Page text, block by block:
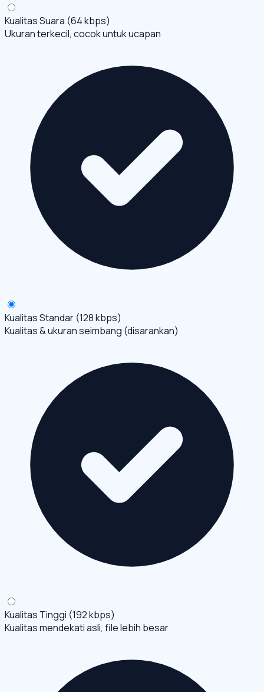
Kualitas Suara (64 kbps)
Ukuran terkecil, cocok untuk ucapan
Kualitas Standar (128 kbps)
Kualitas & ukuran seimbang (disarankan)
Kualitas Tinggi (192 kbps)
Kualitas mendekati asli, file lebih besar